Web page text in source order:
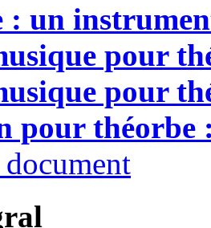
: un
pour
pour
pour théorbe